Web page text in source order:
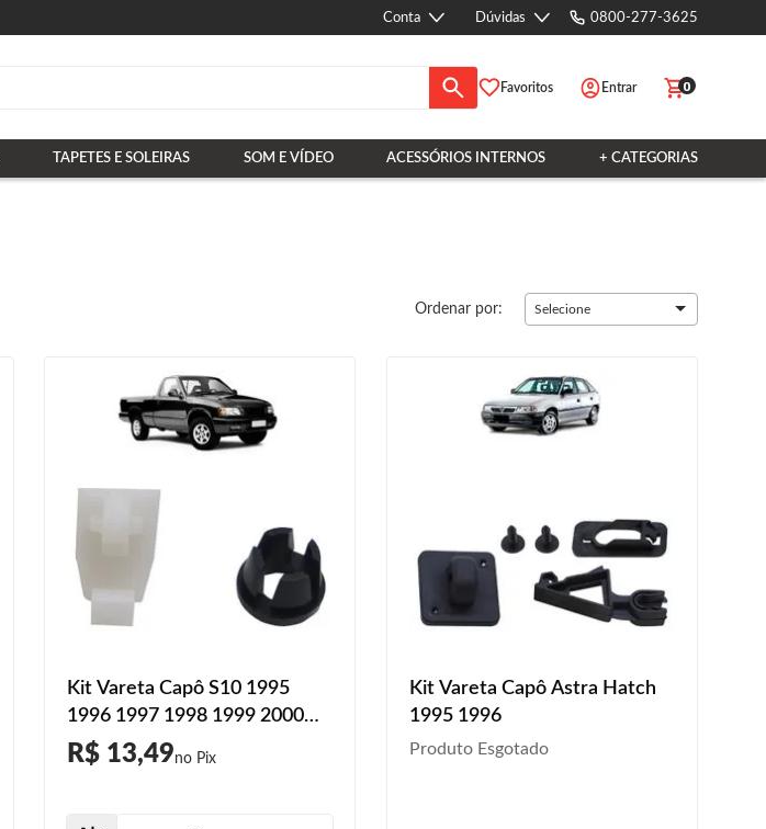
Conta Dúvidas 0800-277-3625
Favoritos Entrar 0
TAPETES E SOLEIRAS SOM E VÍDEO ACESSÓRIOS INTERNOS + CATEGORIAS
Ordenar por: Selecione
Kit Vareta Capô S10 1995
1996 1997 1998 1999 2000
2001 2002 2003 2004 A 2011
2 Peças
R$ 13,49
Kit Vareta Capô Astra Hatch
1995 1996
Produto Esgotado